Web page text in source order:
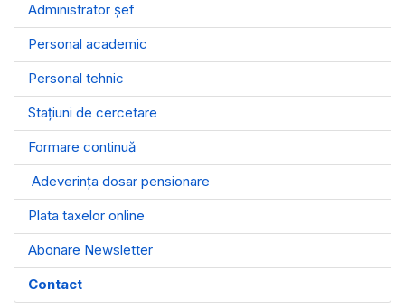
Administrator șef
Personal academic
Personal tehnic
Stațiuni de cercetare
Formare continuă
Adeverința dosar pensionare
Plata taxelor online
Abonare Newsletter
Contact